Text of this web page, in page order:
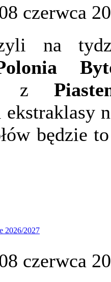
czerwca
na
z
będzie
2026/2027
czerwca